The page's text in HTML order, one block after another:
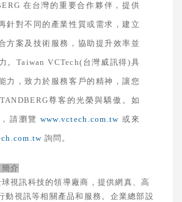
在台灣的重要合作夥伴，提供
針對不同的產業性質或需求，建立
方案及技術服務，協助提升效率並
。Taiwan VCTech( 台灣威訊得)具
力，致力於服務客戶的精神，讓您
TANDBERG尊客的光榮與驕傲。如
請瀏覽 www.vctech.com.tw 或來
詢問。
介
球視訊科技的領導廠商，提供網真、高
動視訊等相關產品和服務。企業總部設